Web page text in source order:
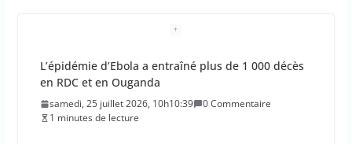
L’épidémie d’Ebola a entraîné plus de 1 000 décès
en RDC et en Ouganda
samedi, 25 juillet 2026, 10h10:39
0 Commentaire
1 minutes de lecture